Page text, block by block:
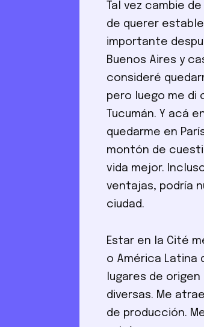
Tal vez cambie
de querer
importante
Buenos Aires y
consideré
pero luego me di
Tucumán. Y acá
quedarme en
montón de
vida mejor.
ventajas, podría
ciudad.
Estar en la Cité
o América Latina
lugares de
diversas. Me
de producción.